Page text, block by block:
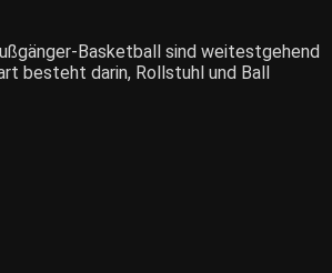
Basketball sind weitestgehend
besteht darin, Rollstuhl und Ball